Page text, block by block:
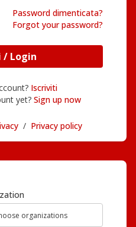
Password dimenticata?
Forgot your password?
Accedi / Login
Iscriviti
yet? Sign up now
/ Privacy policy